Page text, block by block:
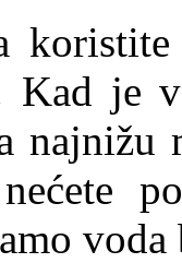
Kad je
najnižu